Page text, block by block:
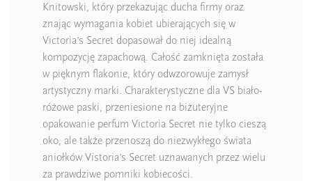
Knitowski, który przekazując ducha firmy oraz
znając wymagania kobiet ubierających się w
Victoria’s Secret dopasował do niej idealną
kompozycję zapachową. Całość zamknięta została
w pięknym flakonie, który odwzorowuje zamysł
artystyczny marki. Charakterystyczne dla VS biało-
różowe paski, przeniesione na biżuteryjne
opakowanie perfum Victoria Secret nie tylko cieszą
oko, ale także przenoszą do niezwykłego świata
aniołków Vistoria’s Secret uznawanych przez wielu
za prawdziwe pomniki kobiecości.